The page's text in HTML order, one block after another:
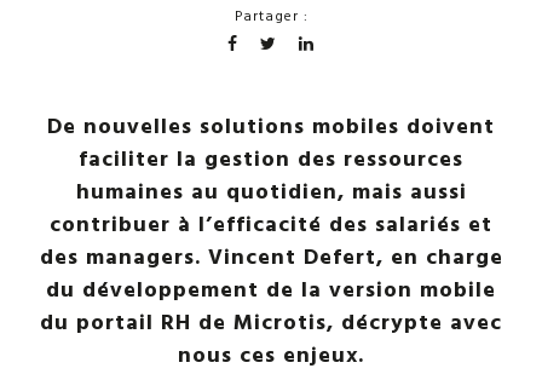
Partager :
De nouvelles solutions mobiles doivent
faciliter la gestion des ressources
humaines au quotidien, mais aussi
contribuer à l’efficacité des salariés et
des managers. Vincent Defert, en charge
du développement de la version mobile
du portail RH de Microtis, décrypte avec
nous ces enjeux.